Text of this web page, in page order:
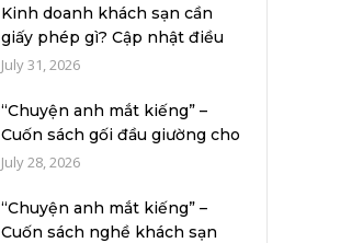
Kinh doanh khách sạn cần
giấy phép gì? Cập nhật điều
kiện, h...
July 31, 2026
“Chuyện anh mắt kiếng” –
Cuốn sách gối đầu giường cho
người...
July 28, 2026
“Chuyện anh mắt kiếng” –
Cuốn sách nghề khách sạn